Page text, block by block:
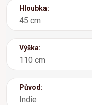
Hloubka:
45 cm
Výška:
110 cm
Původ:
Indie